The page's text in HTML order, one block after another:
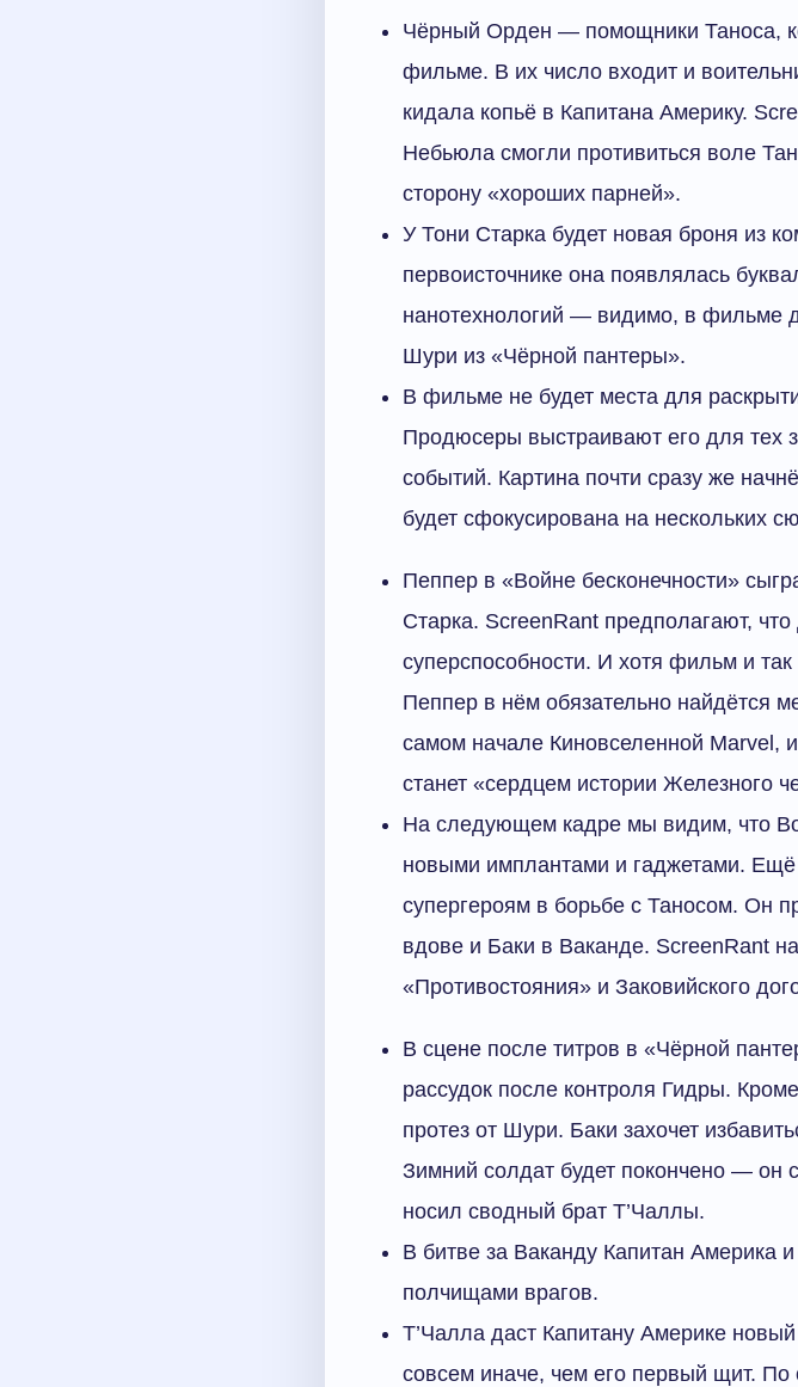
Чёрный Орден — помощники Таноса,
фильме. В их число входит и
кидала копьё в Капитана Америку.
Небьюла смогли противиться воле
сторону «хороших парней».
У Тони Старка будет новая броня из
первоисточнике она появлялась
нанотехнологий — видимо, в фильме
Шури из «Чёрной пантеры».
В фильме не будет места для
Продюсеры выстраивают его для тех
событий. Картина почти сразу же
будет сфокусирована на нескольких
Пеппер в «Войне бесконечности»
Старка. ScreenRant предполагают,
суперспособности. И хотя фильм и
Пеппер в нём обязательно найдётся
самом начале Киновселенной Marvel,
станет «сердцем истории Железного
На следующем кадре мы видим, что
новыми имплантами и гаджетами. Ещё
супергероям в борьбе с Таносом. Он
вдове и Баки в Ваканде. ScreenRant
«Противостояния» и Заковийского
В сцене после титров в «Чёрной
рассудок после контроля Гидры.
протез от Шури. Баки захочет
Зимний солдат будет покончено — он
носил сводный брат Т’Чаллы.
В битве за Ваканду Капитан Америка
полчищами врагов.
Т’Чалла даст Капитану Америке
совсем иначе, чем его первый щит.